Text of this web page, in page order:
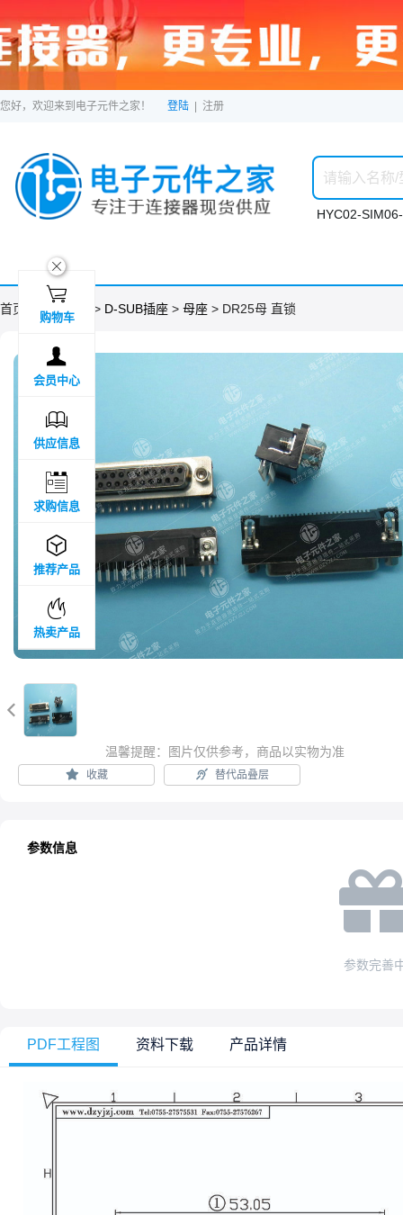
您好，欢迎来到电子元件之家！ 登陆 注册
HYC02-
首页 > 分类目录 > D-SUB插座 > 母座 > DR25母 直锁

温馨提醒：图片仅供参考，商品以实物为准
收藏 替代品叠层
参数信息
参数完善
PDF工程图 资料下载 产品详情
ဆ

购物车

会员中心

供应信息

求购信息

推荐产品

热卖产品